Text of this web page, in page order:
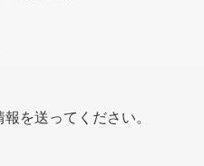
を送ってください。